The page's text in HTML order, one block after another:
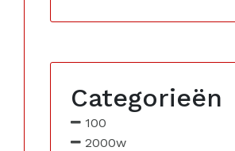
Categorieën
100
2000w